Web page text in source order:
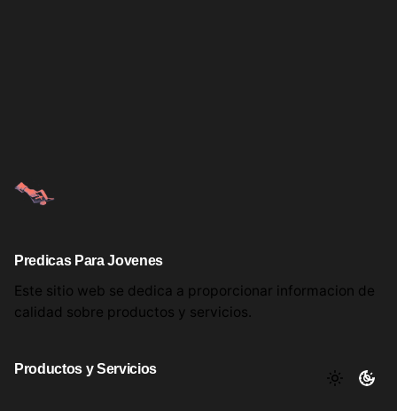
Predicas Para Jovenes
Este sitio web se dedica a proporcionar informacion de
calidad sobre productos y servicios.
Productos y Servicios